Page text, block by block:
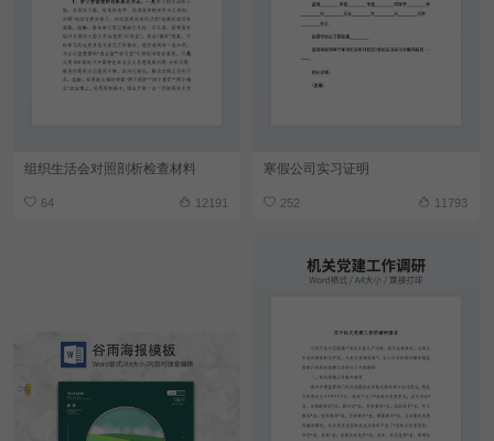
组织生活会对照剖析检查材料
64 12191
寒假公司实习证明
252 11793